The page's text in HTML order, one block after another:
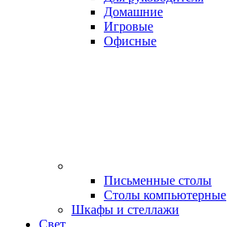
Домашние
Игровые
Офисные
Письменные столы
Столы компьютерные
Шкафы и стеллажи
Свет